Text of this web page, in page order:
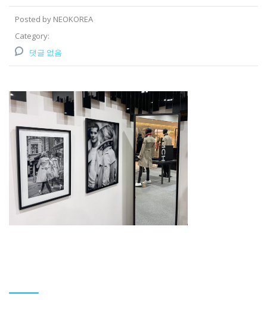
Posted by NEOKOREA
Category:
댓글 없음